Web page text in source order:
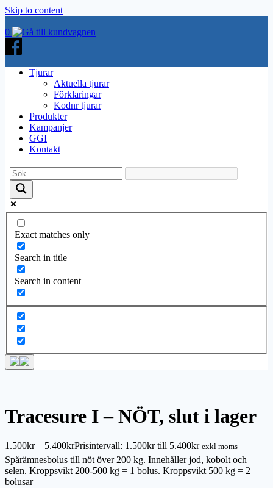
Skip to content
0
Tjurar
Aktuella tjurar
Förklaringar
Kodnr tjurar
Produkter
Kampanjer
GGI
Kontakt
Exact matches only
Search in title
Search in content
Tracesure I – NÖT, slut i lager
1.500kr – 5.400krPrisintervall: 1.500kr till 5.400kr exkl moms
Spårämnesbolus till nöt över 200 kg. Innehåller jod, kobolt och
selen. Kroppsvikt 200-500 kg = 1 bolus. Kroppsvikt 500 kg = 2
bolusar